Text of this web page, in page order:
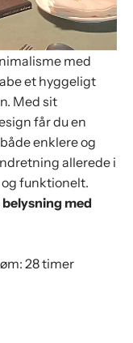
med
et hyggeligt
Med sit
får du en
enklere og
allerede i
funktionelt.
med
28 timer